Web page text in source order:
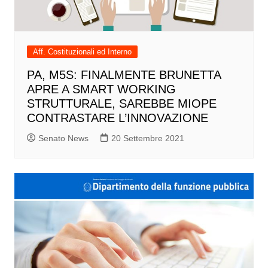
Aff. Costituzionali ed Interno
PA, M5S: FINALMENTE BRUNETTA
APRE A SMART WORKING
STRUTTURALE, SAREBBE MIOPE
CONTRASTARE L’INNOVAZIONE
Senato News 20 Settembre 2021